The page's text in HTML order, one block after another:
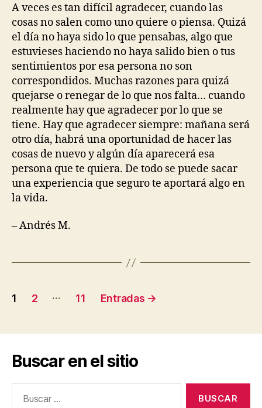
A veces es tan difícil agradecer, cuando las
cosas no salen como uno quiere o piensa. Quizá
el día no haya sido lo que pensabas, algo que
estuvieses haciendo no haya salido bien o tus
sentimientos por esa persona no son
correspondidos. Muchas razones para quizá
quejarse o renegar de lo que nos falta… cuando
realmente hay que agradecer por lo que se
tiene. Hay que agradecer siempre: mañana será
otro día, habrá una oportunidad de hacer las
cosas de nuevo y algún día aparecerá esa
persona que te quiera. De todo se puede sacar
una experiencia que seguro te aportará algo en
la vida.
– Andrés M.
Paginación
entradas
1 2 … 11 Entradas →
Buscar en el sitio